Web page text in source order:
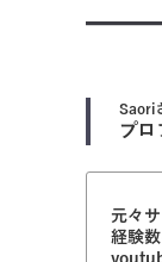
Saori
プロ
元々
経験